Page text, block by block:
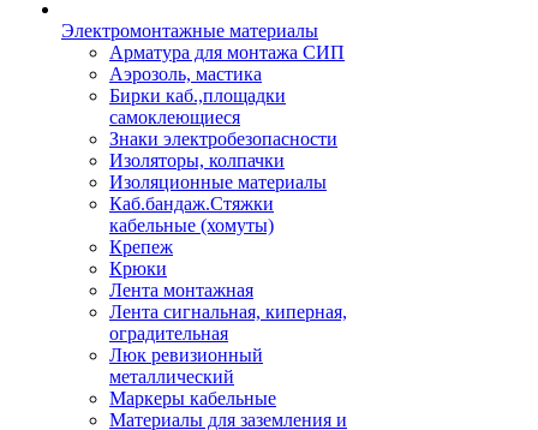
Электромонтажные материалы
Арматура для монтажа СИП
Аэрозоль, мастика
Бирки каб.,площадки
самоклеющиеся
Знаки электробезопасности
Изоляторы, колпачки
Изоляционные материалы
Каб.бандаж.Стяжки
кабельные (хомуты)
Крепеж
Крюки
Лента монтажная
Лента сигнальная, киперная,
оградительная
Люк ревизионный
металлический
Маркеры кабельные
Материалы для заземления и